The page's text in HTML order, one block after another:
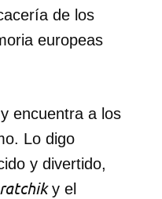
de los
europeas
encuentra a los
Lo digo
y divertido,
y el